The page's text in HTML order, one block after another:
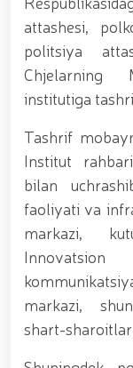
O‘zbekiston
gvardiya
o‘tdi. // Bayram
// Navroʻz
“Navroʻzni
ostida
sertifikatlariga
yod etildi //
xizmatchisi
kiritdi. // Iroda
medali bilan
Kuchlarida
yo‘nalishlari
Respublika
tadbirlari
bilan
Farg‘ona
attashesi,
politsiya
Chjelarning
institutiga
Tashrif
Institut
bilan
faoliyati va
markazi,
markazi,
shart-